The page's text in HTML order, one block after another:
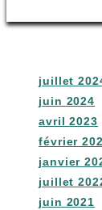
juillet
juin 2024
avril 2023
février
janvier
juillet
juin 2021